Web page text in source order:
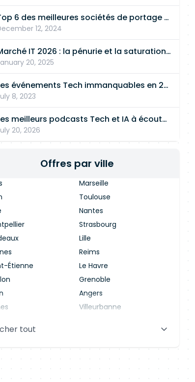
Top 6 des meilleures sociétés de portage salarial
12, 2024
Marché IT 2026 : la pénurie et la saturation, en même temps
20, 2025
Les événements Tech immanquables en 2026
8, 2023
Les meilleurs podcasts Tech et IA à écouter en 2026
20, 2026
Offres par ville
Marseille
Toulouse
Nantes
Strasbourg
Lille
Reims
Étienne
Le Havre
Grenoble
Angers
Villeurbanne
Provence
tout